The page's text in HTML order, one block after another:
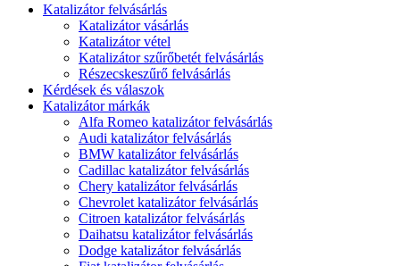
Katalizátor felvásárlás
Katalizátor vásárlás
Katalizátor vétel
Katalizátor szűrőbetét felvásárlás
Részecskeszűrő felvásárlás
Kérdések és válaszok
Katalizátor márkák
Alfa Romeo katalizátor felvásárlás
Audi katalizátor felvásárlás
BMW katalizátor felvásárlás
Cadillac katalizátor felvásárlás
Chery katalizátor felvásárlás
Chevrolet katalizátor felvásárlás
Citroen katalizátor felvásárlás
Daihatsu katalizátor felvásárlás
Dodge katalizátor felvásárlás